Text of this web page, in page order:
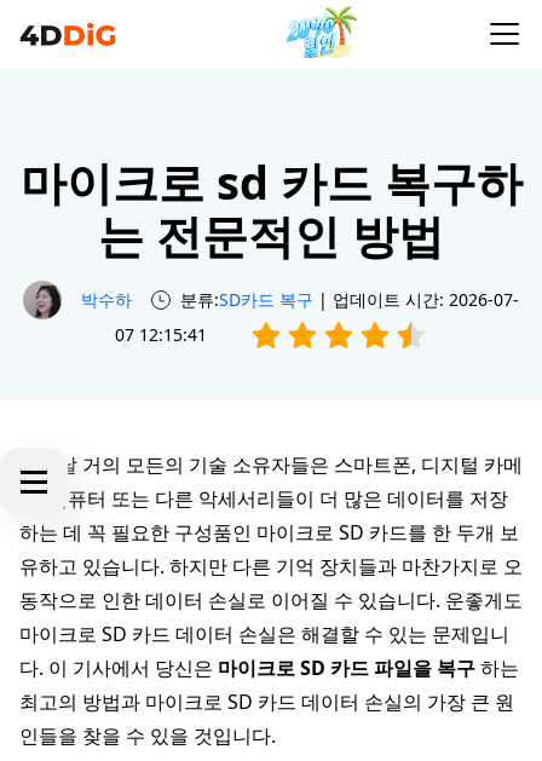
마이크로 sd 카드 복구하
는 전문적인 방법
박수하 분류:SD카드 복구 | 업데이트 시간: 2026-07-
07 12:15:41
오늘날 거의 모든의 기술 소유자들은 스마트폰, 디지털 카메
라, 컴퓨터 또는 다른 악세서리들이 더 많은 데이터를 저장
하는 데 꼭 필요한 구성품인 마이크로 SD 카드를 한 두개 보
유하고 있습니다. 하지만 다른 기억 장치들과 마찬가지로 오
동작으로 인한 데이터 손실로 이어질 수 있습니다. 운좋게도
마이크로 SD 카드 데이터 손실은 해결할 수 있는 문제입니
다. 이 기사에서 당신은 마이크로 SD 카드 파일을 복구하는
최고의 방법과 마이크로 SD 카드 데이터 손실의 가장 큰 원
인들을 찾을 수 있을 것입니다.